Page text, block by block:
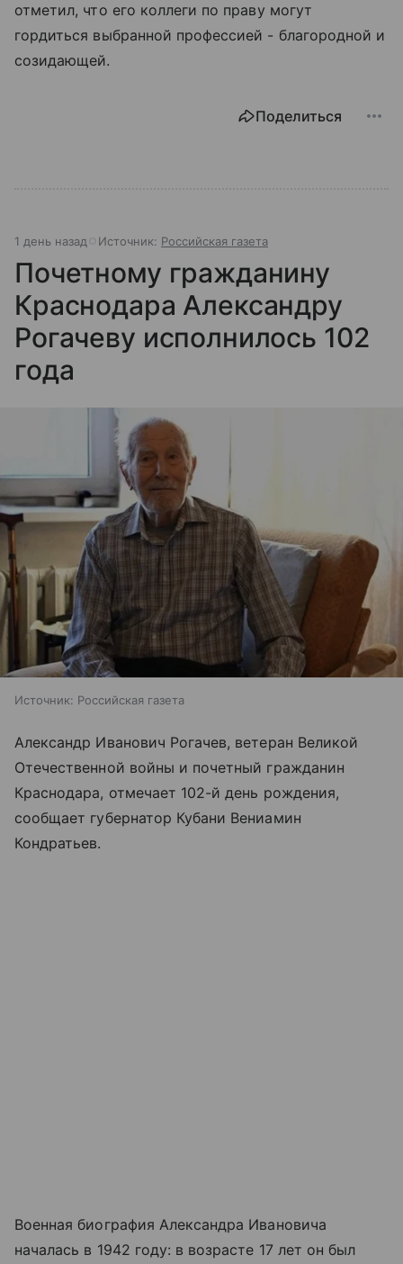
отметил, что его коллеги по праву могут
гордиться выбранной профессией - благородной и
созидающей.
Поделиться
1 день назад Источник: Российская газета
Почетному гражданину
Краснодара Александру
Рогачеву исполнилось 102
года
Источник: Российская газета
Александр Иванович Рогачев, ветеран Великой
Отечественной войны и почетный гражданин
Краснодара, отмечает 102-й день рождения,
сообщает губернатор Кубани Вениамин
Кондратьев.
Военная биография Александра Ивановича
началась в 1942 году: в возрасте 17 лет он был